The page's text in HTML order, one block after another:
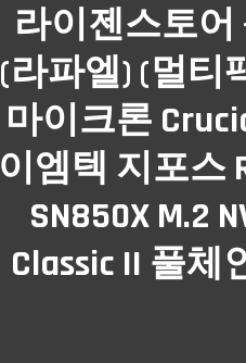
라이젠스토어
(라파엘) (멀티
마이크론
이엠텍 지포스
SN850X M.2
Classic II 풀체